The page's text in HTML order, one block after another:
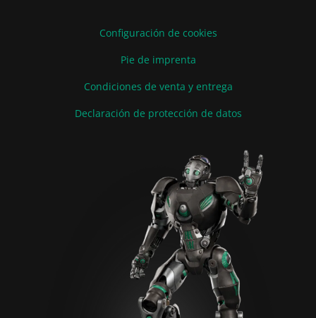
Configuración de cookies
Pie de imprenta
Condiciones de venta y entrega
Declaración de protección de datos